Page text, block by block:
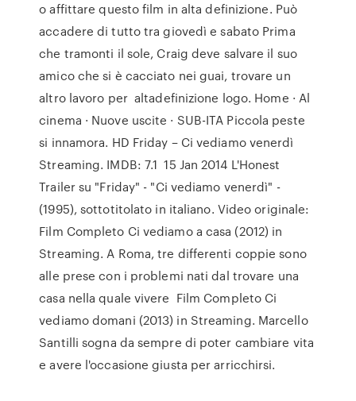
o affittare questo film in alta definizione. Può
accadere di tutto tra giovedì e sabato Prima
che tramonti il sole, Craig deve salvare il suo
amico che si è cacciato nei guai, trovare un
altro lavoro per altadefinizione logo. Home · Al
cinema · Nuove uscite · SUB-ITA Piccola peste
si innamora. HD Friday – Ci vediamo venerdì
Streaming. IMDB: 7.1 15 Jan 2014 L'Honest
Trailer su "Friday" - "Ci vediamo venerdì" -
(1995), sottotitolato in italiano. Video originale:
Film Completo Ci vediamo a casa (2012) in
Streaming. A Roma, tre differenti coppie sono
alle prese con i problemi nati dal trovare una
casa nella quale vivere Film Completo Ci
vediamo domani (2013) in Streaming. Marcello
Santilli sogna da sempre di poter cambiare vita
e avere l'occasione giusta per arricchirsi.